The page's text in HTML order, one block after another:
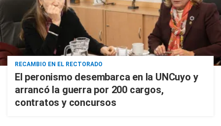
RECAMBIO EN EL RECTORADO
El peronismo desembarca en la UNCuyo y
arrancó la guerra por 200 cargos,
contratos y concursos